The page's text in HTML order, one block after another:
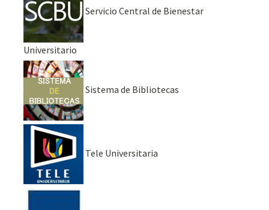
Servicio Central de Bienestar
Universitario
Sistema de Bibliotecas
Tele Universitaria